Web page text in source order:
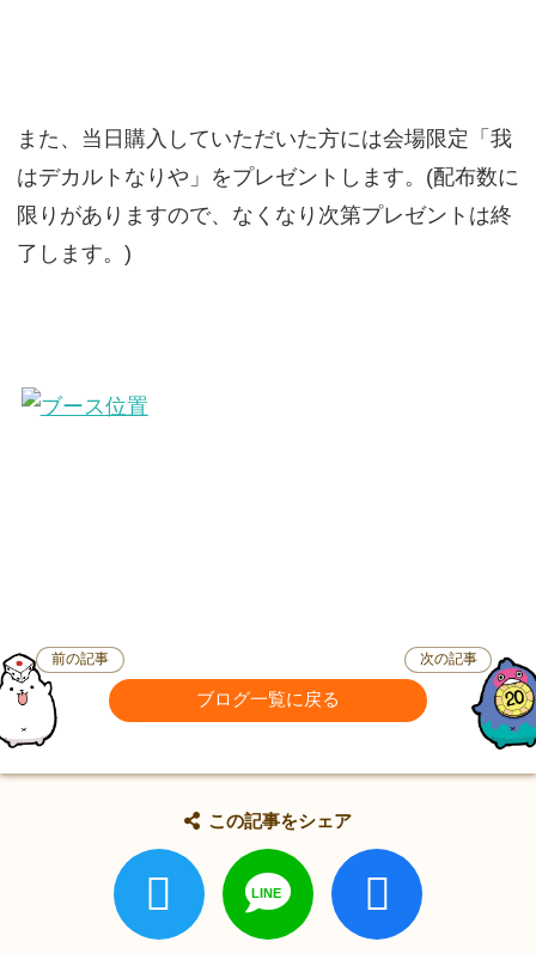
また、当日購入していただいた方には会場限定「我
はデカルトなりや」をプレゼントします。(配布数に
限りがありますので、なくなり次第プレゼントは終
了します。)
前の記事
ブログ一覧に戻る
次の記事
この記事をシェア